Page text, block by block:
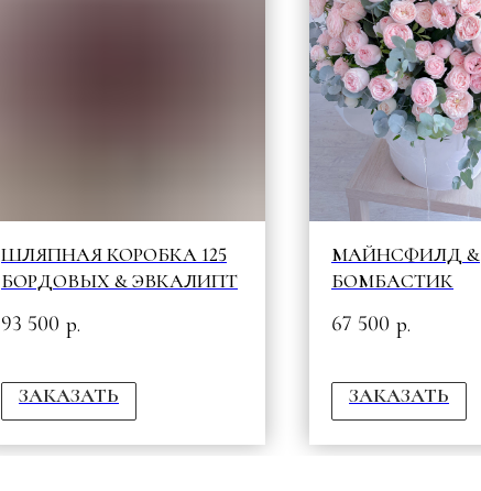
ШЛЯПНАЯ КОРОБКА 125
БОРДОВЫХ & ЭВКАЛИПТ
93 500 р.
ЗАКАЗАТЬ
МАЙНСФИЛД &
БОМБАСТИК
67 500 р.
ЗАКАЗАТЬ